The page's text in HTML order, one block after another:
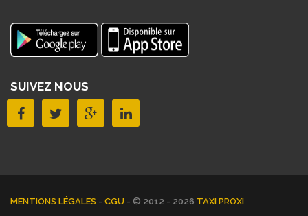
SUIVEZ NOUS
MENTIONS LÉGALES - CGU - © 2012 - 2026 TAXI PROXI